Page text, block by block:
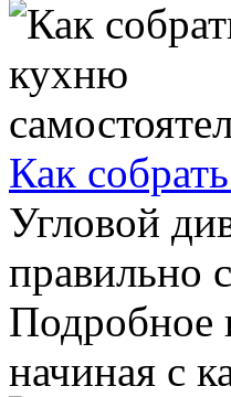
Как
Угловой
правильно
Подробное
начиная с